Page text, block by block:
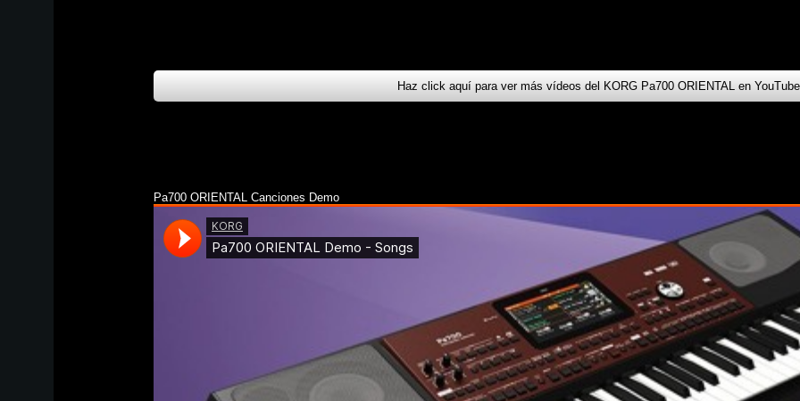
Haz click aquí para ver más vídeos del KORG Pa700 ORIENTAL en
Pa700 ORIENTAL Canciones Demo